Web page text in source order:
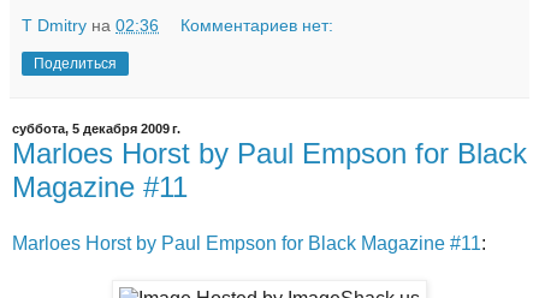
T Dmitry на 02:36 Комментариев нет:
Поделиться
суббота, 5 декабря 2009 г.
Marloes Horst by Paul Empson for Black
Magazine #11
Marloes Horst by Paul Empson for Black Magazine #11: